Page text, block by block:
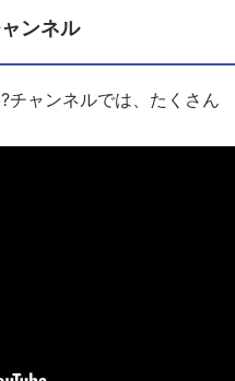
ンネル
チャンネルでは、たくさん